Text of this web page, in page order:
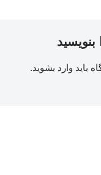
بنویسید
باید وارد بشوید.